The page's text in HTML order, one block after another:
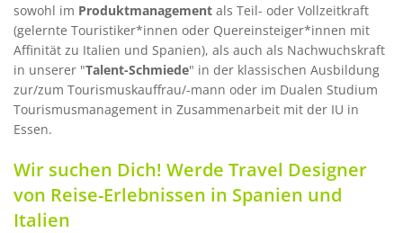
sowohl im Produktmanagement als Teil- oder Vollzeitkraft
(gelernte Touristiker*innen oder Quereinsteiger*innen mit
Affinität zu Italien und Spanien), als auch als Nachwuchskraft
in unserer "Talent-Schmiede" in der klassischen Ausbildung
zur/zum Tourismuskauffrau/-mann oder im Dualen Studium
Tourismusmanagement in Zusammenarbeit mit der IU in
Essen.
Wir suchen Dich! Werde Travel Designer
von Reise-Erlebnissen in Spanien und
Italien